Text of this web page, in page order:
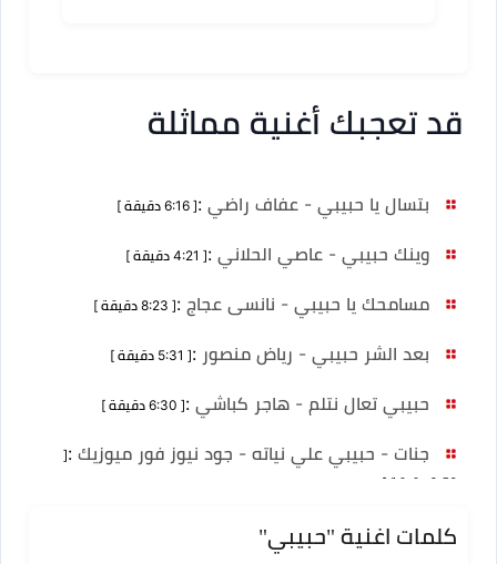
قد تعجبك أغنية مماثلة
بتسال يا حبيبي - عفاف راضي :[ 6:16 دقيقة ]
وينك حبيبي - عاصي الحلاني :[ 4:21 دقيقة ]
مسامحك يا حبيبي - نانسى عجاج :[ 8:23 دقيقة ]
بعد الشر حبيبي - رياض منصور :[ 5:31 دقيقة ]
حبيبي تعال نتلم - هاجر كباشي :[ 6:30 دقيقة ]
جنات - حبيبي علي نياته - جود نيوز فور ميوزيك :
[
3:58 دقيقة ]
كلمات اغنية "حبيبي"